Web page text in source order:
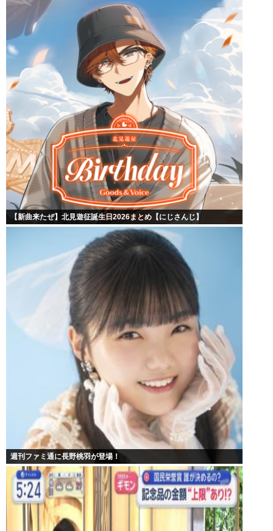
【新曲来たぜ】北見遊征誕生日2026まとめ【にじさんじ】
週刊ファミ通に長野桃羽が登場！